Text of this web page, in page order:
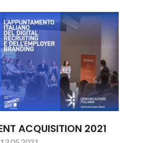
ACQUISITION 2021